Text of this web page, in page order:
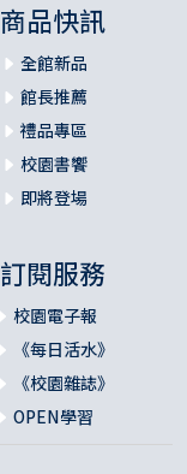
商品快訊
全館新品
館長推薦
禮品專區
校園書饗
即將登場
訂閱服務
校園電子報
《每日活水》
《校園雜誌》
OPEN學習